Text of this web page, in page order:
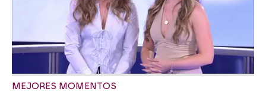
MEJORES MOMENTOS